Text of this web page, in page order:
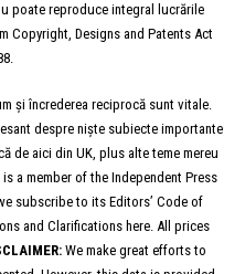
poate reproduce integral lucrările
Copyright, Designs and Patents Act
și încrederea reciprocă sunt vitale.
despre niște subiecte importante
de aici din UK, plus alte teme mereu
is a member of the Independent Press
subscribe to its Editors’ Code of
and Clarifications here. All prices
We make great efforts to